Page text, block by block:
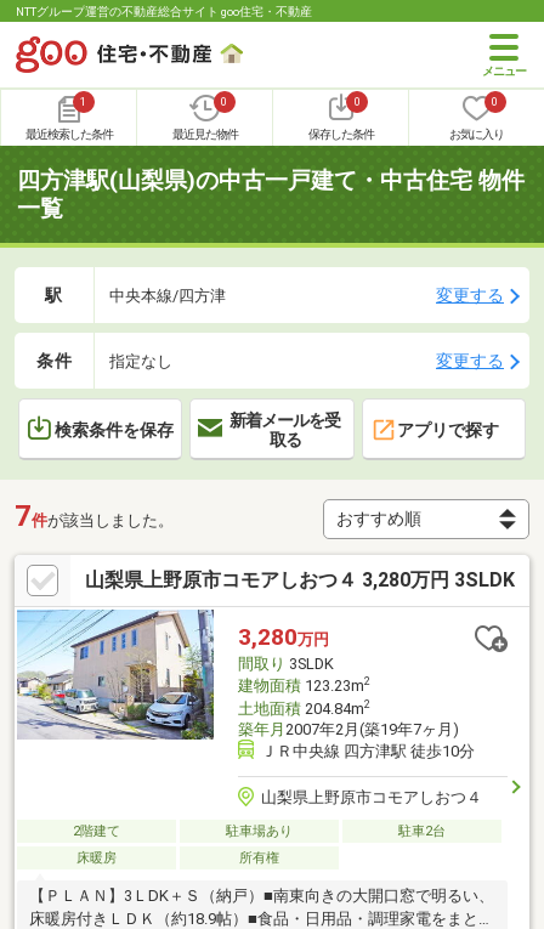
NTTグループ運営の不動産総合サイト goo住宅・不動産
1
最近検索した条件
0
最近見た物件
0
保存した条件
0
お気に入り
四方津駅(山梨県)の中古一戸建て・中古住宅 物件
一覧
駅 中央本線/四方津 変更する
条件 指定なし 変更する
検索条件を保存
新着メールを受
取る
アプリで探す
7件が該当しました。
山梨県上野原市コモアしおつ４ 3,280万円 3SLDK
3,280万円
間取り 3SLDK
建物面積123.23m2
土地面積204.84m2
築年月 2007年2月(築19年7ヶ月)
ＪＲ中央線 四方津駅 徒歩10分
山梨県上野原市コモアしおつ４
2階建て 駐車場あり
駐車2台
床暖房
所有権
【ＰＬＡＮ】3ＬDK＋Ｓ（納戸）■南東向きの大開口窓で明るい、
床暖房付きＬＤＫ（約18.9帖）■食品・日用品・調理家電をまとめ